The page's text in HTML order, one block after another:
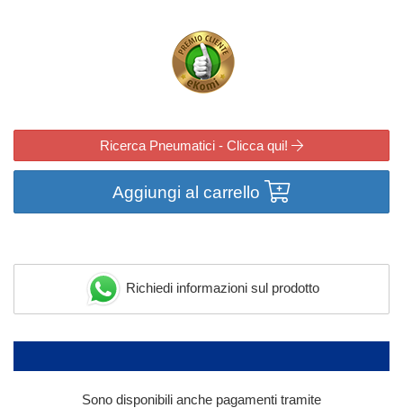
Ricerca Pneumatici - Clicca qui!
Aggiungi al carrello
Richiedi informazioni sul prodotto
Sono disponibili anche pagamenti tramite